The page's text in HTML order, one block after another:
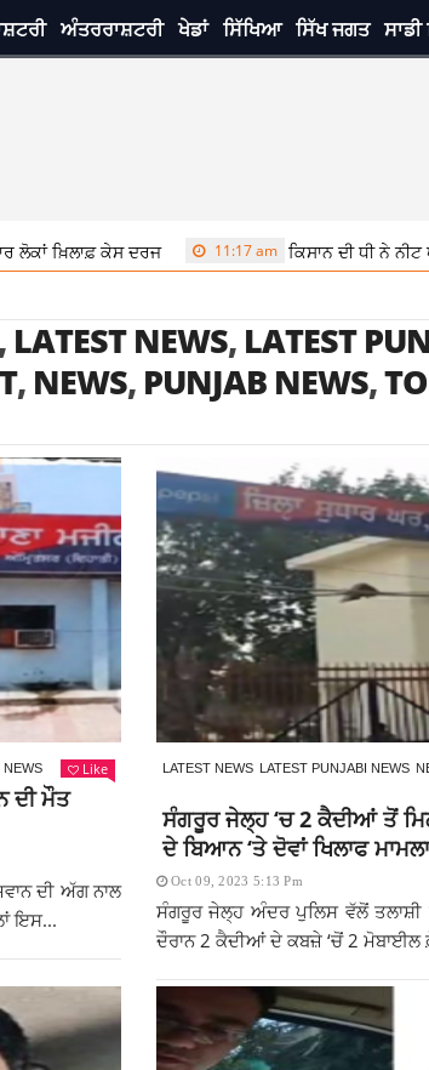
ਅੰਤਰਰਾਸ਼ਟਰੀ ਖੇਡਾਂ ਸਿੱਖਿਆ ਸਿੱਖ ਜਗਤ
ਕੇਸ ਦਰਜ 11:17 am ਕਿਸਾਨ ਦੀ ਧੀ ਨੇ ਨੀਟ ਪ੍ਰੀਖਿਆ
LATEST NEWS, LATEST
, NEWS, PUNJAB NEWS,
NEWS Like
ਦੀ ਮੌਤ
ਦੀ ਅੱਗ ਨਾਲ
ਇਸ...
LATEST NEWS LATEST PUNJABI NEWS
ਸੰਗਰੂਰ ਜੇਲ੍ਹ ‘ਚ 2 ਕੈਦੀਆਂ ਤੋਂ
ਦੇ ਬਿਆਨ ‘ਤੇ ਦੋਵਾਂ ਖਿਲਾਫ
Oct 09, 2023 5:13 Pm
ਸੰਗਰੂਰ ਜੇਲ੍ਹ ਅੰਦਰ ਪੁਲਿਸ ਵੱਲੋਂ
ਦੌਰਾਨ 2 ਕੈਦੀਆਂ ਦੇ ਕਬਜ਼ੇ ‘ਚੋਂ 2